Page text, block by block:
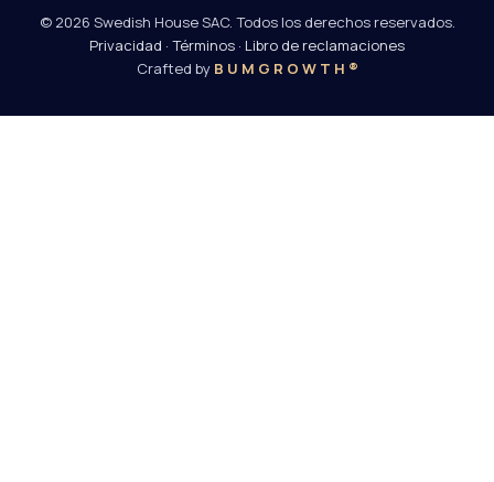
© 2026 Swedish House SAC. Todos los derechos reservados.
Privacidad · Términos · Libro de reclamaciones
Crafted by B U M G R O W T H ®